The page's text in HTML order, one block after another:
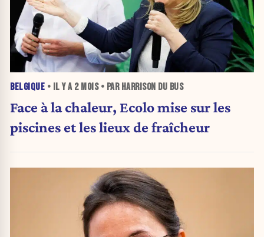
BELGIQUE • IL Y A 2 MOIS• PAR HARRISON DU BUS
Face à la chaleur, Ecolo mise sur les
piscines et les lieux de fraîcheur